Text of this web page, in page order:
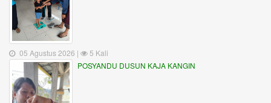
05 Agustus 2026 |
5 Kali
POSYANDU DUSUN KAJA KANGIN